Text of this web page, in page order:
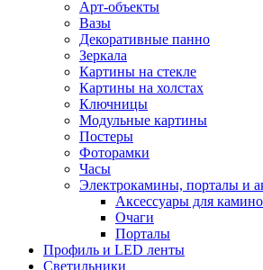
Арт-объекты
Вазы
Декоративные панно
Зеркала
Картины на стекле
Картины на холстах
Ключницы
Модульные картины
Постеры
Фоторамки
Часы
Электрокамины, порталы и
Аксессуары для
Очаги
Порталы
Профиль и LED ленты
Светильники